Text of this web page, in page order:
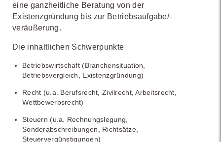
eine ganzheitliche Beratung von der
Existenzgründung bis zur Betriebsaufgabe/-
veräußerung.
Die inhaltlichen Schwerpunkte
Betriebswirtschaft (Branchensituation,
Betriebsvergleich, Existenzgründung)
Recht (u.a. Berufsrecht, Zivilrecht, Arbeitsrecht,
Wettbewerbsrecht)
Steuern (u.a. Rechnungslegung,
Sonderabschreibungen, Richtsätze,
Steuervergünstigungen)